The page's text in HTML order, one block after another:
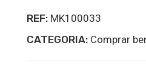
kopen
REF: MK100033
CATEGORIA: Comprar